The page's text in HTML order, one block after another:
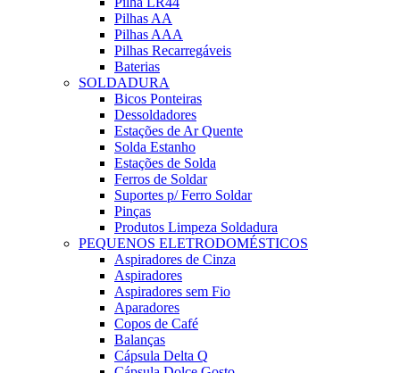
Pilhas AA
Pilhas AAA
Pilhas Recarregáveis
Baterias
SOLDADURA
Bicos Ponteiras
Dessoldadores
Estações de Ar Quente
Solda Estanho
Estações de Solda
Ferros de Soldar
Suportes p/ Ferro Soldar
Pinças
Produtos Limpeza Soldadura
PEQUENOS ELETRODOMÉSTICOS
Aspiradores de Cinza
Aspiradores
Aspiradores sem Fio
Aparadores
Copos de Café
Balanças
Cápsula Delta Q